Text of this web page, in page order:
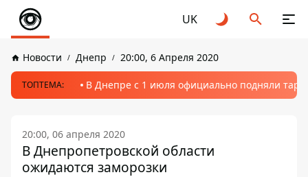
UK
Новости Днепр 20:00, 6 Апреля 2020
ТОПТЕМА: В Днепре с 1 июля официально подняли
20:00, 06 апреля 2020
В Днепропетровской области
ожидаются заморозки